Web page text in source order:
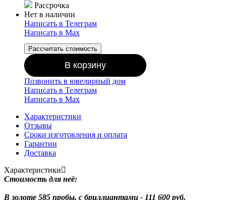
Рассрочка
Нет в наличии
Написать в Телеграм
Написать в Мах
Рассчитать стоимость
В корзину
Позвонить в ювелирный дом
Написать в Телеграм
Написать в Мах
Характеристики
Отзывы
Сроки изготовления и оплата
Гарантии
Доставка
Характеристики
Стоимость для неё:
В золоте 585 пробы, с бриллиантами - 111 600 руб.